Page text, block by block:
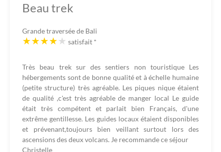
Beau trek
Grande traversée de Bali
satisfait *
Très beau trek sur des sentiers non touristique Les
hébergements sont de bonne qualité et à échelle humaine
(petite structure) très agréable. Les piques nique étaient
de qualité ,c'est très agréable de manger local Le guide
était très compétent et parlait bien Français, d'une
extrême gentillesse. Les guides locaux étaient disponibles
et prévenant,toujours bien veillant surtout lors des
ascensions des deux volcans. Je recommande ce séjour
Christelle